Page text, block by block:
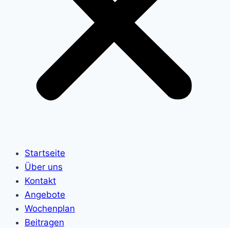
Startseite
Über uns
Kontakt
Angebote
Wochenplan
Beitragen